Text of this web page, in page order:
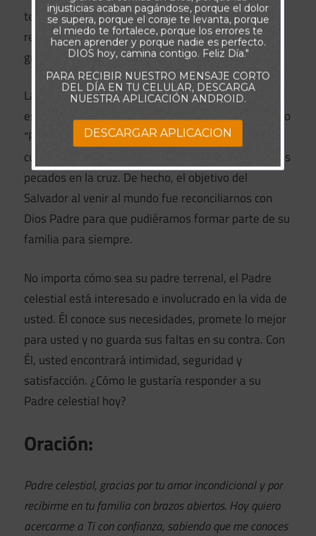
testimonio de un Padre celestial que ama sin
reservas, escucha las oraciones y ofrece perdón
gratuito.
La buena noticia es que cualquiera que haya nacido
espiritualmente en la familia de Dios puede llamarlo
“Padre”. Este nuevo nacimiento (Jn 3.3) tiene lugar
cuando una persona acepta que Cristo cargó con sus
pecados en la cruz. De hecho, el objetivo del
Salvador al venir al mundo fue reconciliarnos con
Dios Padre para que pudiéramos formar parte de su
familia para siempre.
No importa cómo sea su padre terrenal, el Padre
celestial está interesado e involucrado en la vida de
usted. Él conoce sus necesidades, promete lo mejor
para usted y no guarda sus faltas en su contra. Con
Él, usted encontrará intimidad, seguridad y
satisfacción. ¿Cómo le gustaría responder a su
Padre celestial hoy?
Oración:
Padre celestial, gracias por tu amor incondicional y por
recibirme en tu familia con brazos abiertos. Hoy quiero
acercarme a Ti con confianza, sabiendo que me conoces
injusticias acaban pagándose, porque el dolor
se supera, porque el coraje te levanta, porque
el miedo te fortalece, porque los errores te
hacen aprender y porque nadie es perfecto.
DIOS hoy, camina contigo. Feliz Día."
PARA RECIBIR NUESTRO MENSAJE CORTO
DEL DÍA EN TU CELULAR, DESCARGA
NUESTRA APLICACIÓN ANDROID.
DESCARGAR APLICACION